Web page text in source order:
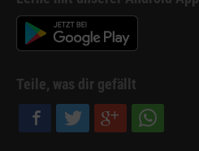
Teile, was dir gefällt